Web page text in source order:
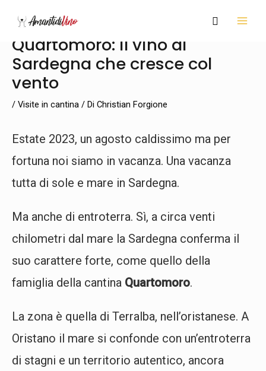
contenuto
Cerca
Quartomoro: il vino di
Sardegna che cresce col
vento
/ Visite in cantina / Di Christian Forgione
Estate 2023, un agosto caldissimo ma per
fortuna noi siamo in vacanza. Una vacanza
tutta di sole e mare in Sardegna.
Ma anche di entroterra. Sì, a circa venti
chilometri dal mare la Sardegna conferma il
suo carattere forte, come quello della
famiglia della cantina Quartomoro.
La zona è quella di Terralba, nell’oristanese. A
Oristano il mare si confonde con un’entroterra
di stagni e un territorio autentico, ancora
articoli